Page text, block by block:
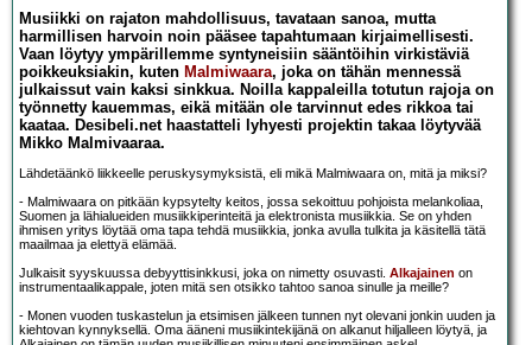
Musiikki on rajaton mahdollisuus, tavataan sanoa, mutta
harmillisen harvoin noin pääsee tapahtumaan kirjaimellisesti.
Vaan löytyy ympärillemme syntyneisiin sääntöihin virkistäviä
poikkeuksiakin, kuten Malmiwaara, joka on tähän mennessä
julkaissut vain kaksi sinkkua. Noilla kappaleilla totutun rajoja on
työnnetty kauemmas, eikä mitään ole tarvinnut edes rikkoa tai
kaataa. Desibeli.net haastatteli lyhyesti projektin takaa löytyvää
Mikko Malmivaaraa.
Lähdetäänkö liikkeelle peruskysymyksistä, eli mikä Malmiwaara on, mitä ja miksi?
- Malmiwaara on pitkään kypsytelty keitos, jossa sekoittuu pohjoista melankoliaa,
Suomen ja lähialueiden musiikkiperinteitä ja elektronista musiikkia. Se on yhden
ihmisen yritys löytää oma tapa tehdä musiikkia, jonka avulla tulkita ja käsitellä tätä
maailmaa ja elettyä elämää.
Julkaisit syyskuussa debyyttisinkkusi, joka on nimetty osuvasti. Alkajainen on
instrumentaalikappale, joten mitä sen otsikko tahtoo sanoa sinulle ja meille?
- Monen vuoden tuskastelun ja etsimisen jälkeen tunnen nyt olevani jonkin uuden ja
kiehtovan kynnyksellä. Oma ääneni musiikintekijänä on alkanut hiljalleen löytyä, ja